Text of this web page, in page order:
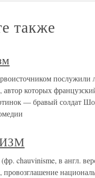
также
послужили
автор которых
— бравый солдат
в англ.
провозглашение